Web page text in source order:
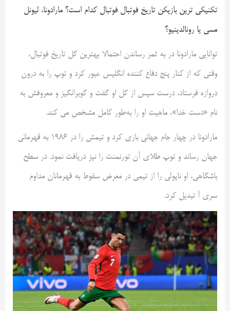
تکنیکی ترین بازیکن تاریخ فوتبال فوتبال کدام است؟ مارادونا، لیونل
مسی یا رونالدینیو؟
توانایی مارادونا در به ثمر رساندن احتمالا بهترین گل تاریخ فوتبال،
وقتی که از کنار پنج دفاع کننده انگلیس عبور کرد و توپ را به درون
دروازه فرستاد، درست سپس از گل او گفت و گو‌برانگیز و معروفش به
نام «دست خدا»، ماهیت او را به‌طور کامل مشخص می کند.
مارادونا در چهار جام جهانی بازی کرد و تیمش را در ۱۹۸۶ به قهرمانی
جهان رساند و توپ طلای آن تورنمنت را نیز دریافت نمود. در سطح
باشگاهی، او ناپولی را از تیمی در معرض سقوط به قهرمانان مداوم
سری آ تبدیل کرد.